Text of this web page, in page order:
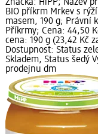
Značka: HiPP; Název
BIO příkrm Mrkev s
masem, 190 g; Právní
Příkrmy; Cena: 44,50
cena: 190 g (23,42 Kč
Dostupnost: Status
Skladem, Status šedý
prodejnu dm